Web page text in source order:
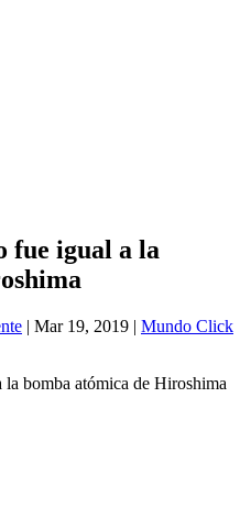
fue igual a la
| Mar 19, 2019 | Mundo Click